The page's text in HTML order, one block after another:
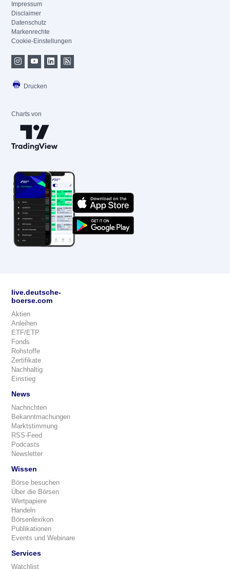
Impressum
Disclaimer
Datenschutz
Markenrechte
Cookie-Einstellungen
Drucken
Charts von
live.deutsche-
boerse.com
Aktien
Anleihen
ETF/ETP
Fonds
Rohstoffe
Zertifikate
Nachhaltig
Einstieg
News
Nachrichten
Bekanntmachungen
Marktstimmung
RSS-Feed
Podcasts
Newsletter
Wissen
Börse besuchen
Über die Börsen
Wertpapiere
Handeln
Börsenlexikon
Publikationen
Events und Webinare
Services
Watchlist